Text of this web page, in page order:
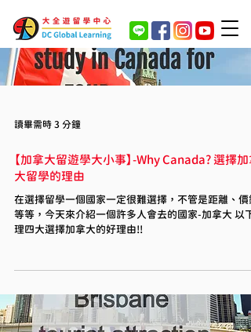
讀畢需時 3 分鐘
【加拿大留遊學大小事】-Why Canada? 選擇加
大留學的理由
在選擇留學一個國家一定很難選擇，不管是距離、價
等等，今天來介紹一個許多人會去的國家-加拿大 以
理四大選擇加拿大的好理由!!